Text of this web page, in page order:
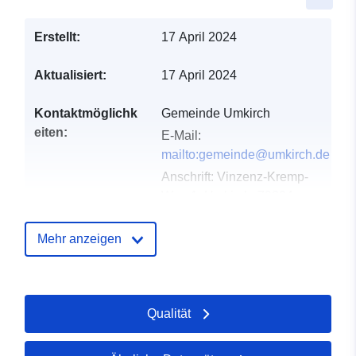
Erstellt: 17 April 2024
Aktualisiert: 17 April 2024
Kontaktmöglichk
eiten:
Gemeinde Umkirch
E-Mail:
mailto:gemeinde@umkirch.de
Anschrift: Vinzenz-Kremp-
Kataloge:
21 February 2026
Aktualisiert auf data.europa.eu:
26 April 2026
Mehr anzeigen
Qualität